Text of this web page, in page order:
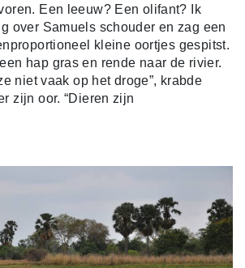
Een leeuw? Een olifant? Ik
over Samuels schouder en zag een
kleine oortjes gespitst.
hap gras en rende naar de rivier.
niet vaak op het droge”, krabde
zijn oor. “Dieren zijn